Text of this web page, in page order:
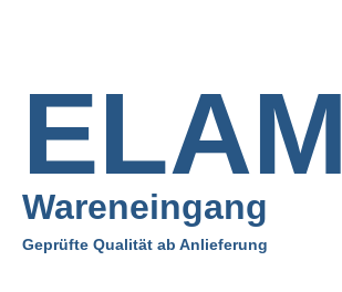
ELAM
Wareneingang
Geprüfte Qualität ab Anlieferung